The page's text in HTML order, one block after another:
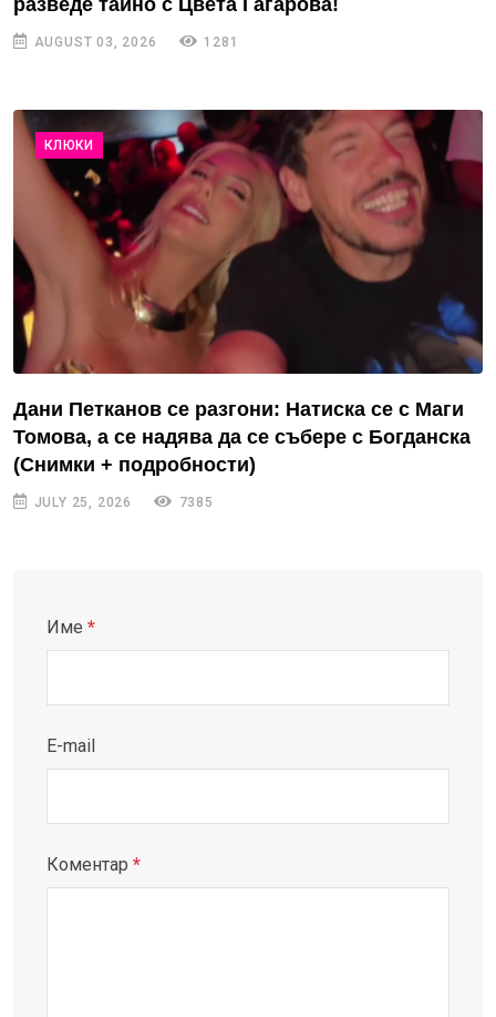
AUGUST 03, 2026 1281
КЛЮКИ
Дани Петканов се разгони: Натиска се с Маги
Томова, а се надява да се събере с Богданска
(Снимки + подробности)
JULY 25, 2026 7385
Име *
E-mail
Коментар *